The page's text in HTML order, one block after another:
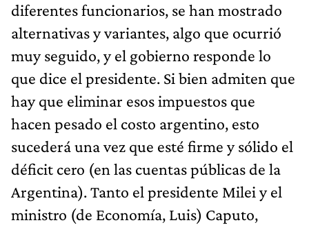
diferentes funcionarios, se han mostrado
alternativas y variantes, algo que ocurrió
muy seguido, y el gobierno responde lo
que dice el presidente. Si bien admiten que
hay que eliminar esos impuestos que
hacen pesado el costo argentino, esto
sucederá una vez que esté firme y sólido el
déficit cero (en las cuentas públicas de la
Argentina). Tanto el presidente Milei y el
ministro (de Economía, Luis) Caputo,